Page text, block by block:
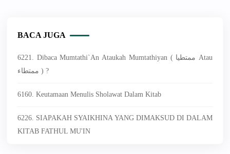
BACA JUGA
6221. Dibaca Mumtathi`an Ataukah Mumtathiyan ( ممتطيا Atau
ممتطاء ) ?
6160. Keutamaan Menulis Sholawat Dalam Kitab
6226. SIAPAKAH SYAIKHINA YANG DIMAKSUD DI DALAM
KITAB FATHUL MU'IN